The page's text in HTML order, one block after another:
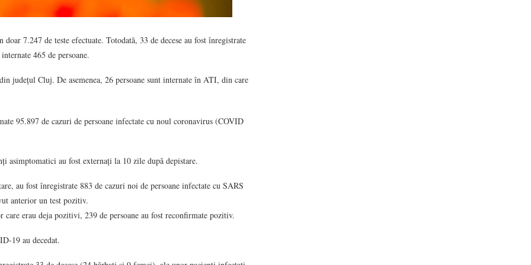
7.247 de teste efectuate. Totodată, 33 de decese au fost înregistrate
465 de persoane.
județul Cluj. De asemenea, 26 persoane sunt internate în ATI, din care
95.897 de cazuri de persoane infectate cu noul coronavirus (COVID
asimptomatici au fost externați la 10 zile după depistare.
au fost înregistrate 883 de cazuri noi de persoane infectate cu SARS
anterior un test pozitiv.
erau deja pozitivi, 239 de persoane au fost reconfirmate pozitiv.
19 au decedat.